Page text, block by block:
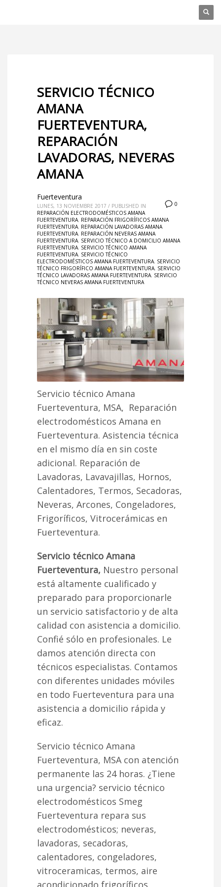
SERVICIO TÉCNICO
AMANA
FUERTEVENTURA,
REPARACIÓN
LAVADORAS, NEVERAS
AMANA
0
Fuerteventura
LUNES, 13 NOVIEMBRE 2017 / PUBLISHED IN
REPARACIÓN ELECTRODOMÉSTICOS AMANA
FUERTEVENTURA, REPARACIÓN FRIGORÍFICOS AMANA
FUERTEVENTURA, REPARACIÓN LAVADORAS AMANA
FUERTEVENTURA, REPARACIÓN NEVERAS AMANA
FUERTEVENTURA, SERVICIO TÉCNICO A DOMICILIO AMANA
FUERTEVENTURA, SERVICIO TÉCNICO AMANA
FUERTEVENTURA, SERVICIO TÉCNICO
ELECTRODOMÉSTICOS AMANA FUERTEVENTURA, SERVICIO
TÉCNICO FRIGORÍFICO AMANA FUERTEVENTURA, SERVICIO
TÉCNICO LAVADORAS AMANA FUERTEVENTURA, SERVICIO
TÉCNICO NEVERAS AMANA FUERTEVENTURA
Servicio técnico Amana
Fuerteventura, MSA, Reparación
electrodomésticos Amana en
Fuerteventura. Asistencia técnica
en el mismo día en sin coste
adicional. Reparación de
Lavadoras, Lavavajillas, Hornos,
Calentadores, Termos, Secadoras,
Neveras, Arcones, Congeladores,
Frigoríficos, Vitrocerámicas en
Fuerteventura.
Servicio técnico Amana
Fuerteventura, Nuestro personal
está altamente cualificado y
preparado para proporcionarle
un servicio satisfactorio y de alta
calidad con asistencia a domicilio.
Confié sólo en profesionales. Le
damos atención directa con
técnicos especialistas. Contamos
con diferentes unidades móviles
en todo Fuerteventura para una
asistencia a domicilio rápida y
eficaz.
Servicio técnico Amana
Fuerteventura, MSA con atención
permanente las 24 horas. ¿Tiene
una urgencia? servicio técnico
electrodomésticos Smeg
Fuerteventura repara sus
electrodomésticos; neveras,
lavadoras, secadoras,
calentadores, congeladores,
vitroceramicas, termos, aire
acondicionado frigoríficos,